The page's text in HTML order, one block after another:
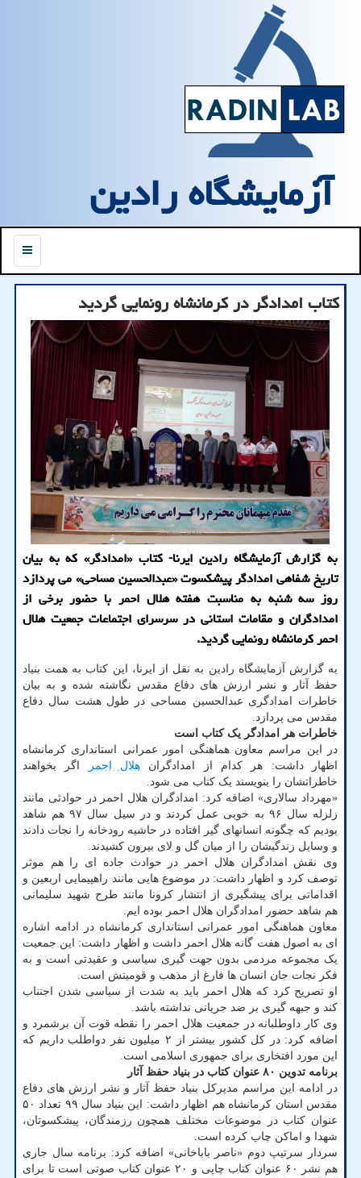
آزمایشگاه رادین
منو
كتاب امدادگر در كرمانشاه رونمایی گردید
به گزارش آزمایشگاه رادین ایرنا- کتاب «امدادگر» که به بیان
تاریخ شفاهی امدادگر پیشکسوت «عبدالحسین مساحی» می پردازد
روز سه شنبه به مناسبت هفته هلال احمر با حضور برخی از
امدادگران و مقامات استانی در سرسرای اجتماعات جمعیت هلال
احمر کرمانشاه رونمایی گردید.
به گزارش آزمایشگاه رادین به نقل از ایرنا، این کتاب به همت بنیاد
حفظ آثار و نشر ارزش های دفاع مقدس نگاشته شده و به بیان
خاطرات امدادگری عبدالحسین مساحی در طول هشت سال دفاع
مقدس می پردازد.
خاطرات هر امدادگر یک کتاب است
در این مراسم معاون هماهنگی امور عمرانی استانداری کرمانشاه
اظهار داشت: هر کدام از امدادگران هلال احمر
اگر بخواهند
خاطراتشان را بنویسند یک کتاب می شود.
«مهرداد سالاری» اضافه کرد: امدادگران هلال احمر در حوادثی مانند
زلزله سال ۹۶ به خوبی عمل کردند و در سیل سال ۹۷ هم شاهد
بودیم که چگونه انسانهای گیر افتاده در حاشیه رودخانه را نجات دادند
و وسایل زندگیشان را از میان گل و لای بیرون کشیدند.
وی نقش امدادگران هلال احمر در حوادث جاده ای را هم موثر
توصف کرد و اظهار داشت: در موضوع هایی مانند راهپیمایی اربعین و
اقداماتی برای پیشگیری از انتشار کرونا مانند طرح شهید سلیمانی
هم شاهد حضور امدادگران هلال احمر بوده ایم.
معاون هماهنگی امور عمرانی استانداری کرمانشاه در ادامه اشاره
ای به اصول هفت گانه هلال احمر داشت و اظهار داشت: این جمعیت
یک مجموعه مردمی بدون جهت گیری سیاسی و عقیدتی است و به
فکر نجات جان انسان ها فارغ از مذهب و قومیتش است.
او تصریح کرد که هلال احمر باید به شدت از سیاسی شدن اجتناب
کند و جبهه گیری بر ضد جریانی نداشته باشد.
وی کار داوطلبانه در جمعیت هلال احمر را نقطه قوت آن برشمرد و
اضافه کرد: در کل کشور بیشتر از ۲ میلیون نفر دواطلب داریم که
این مورد افتخاری برای جمهوری اسلامی است.
برنامه تدوین ۸۰ عنوان کتاب در بنیاد حفظ آثار
در ادامه این مراسم مدیرکل بنیاد حفظ آثار و نشر ارزش های دفاع
مقدس استان کرمانشاه هم اظهار داشت: این بنیاد سال ۹۹ تعداد ۵۰
عنوان کتاب در موضوعات مختلف همچون رزمندگان، پیشکسوتان،
شهدا و اماکن چاپ کرده است.
سردار سرتیپ دوم «ناصر باباخانی» اضافه کرد: برنامه سال جاری
هم نشر ۶۰ عنوان کتاب چاپی و ۲۰ عنوان کتاب صوتی است تا برای